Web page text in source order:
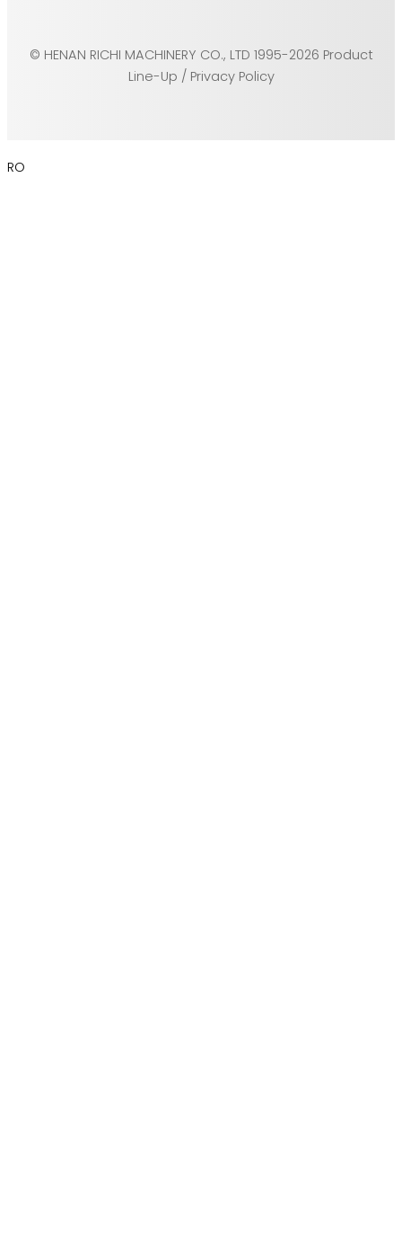
© HENAN RICHI MACHINERY CO., LTD 1995-2026 Product
Line-Up / Privacy Policy
RO